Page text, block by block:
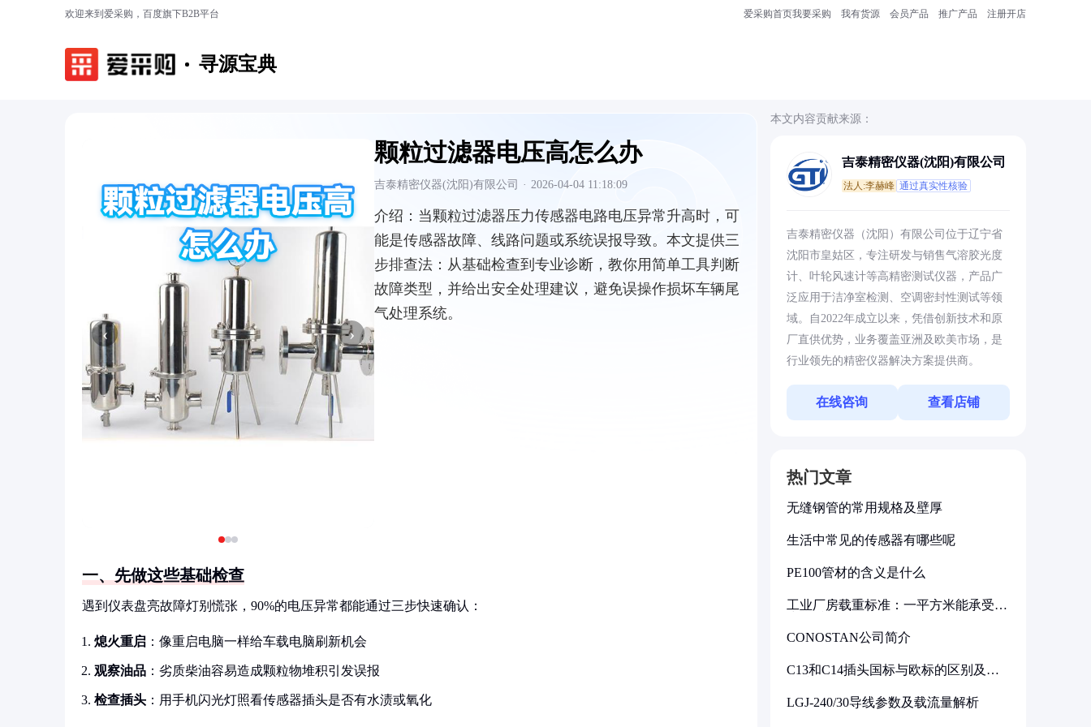
欢迎来到爱采购，百度旗下B2B平台 爱采购首页我要采购 我有货源 会员产品 推广产品 注册开店
寻源宝典
‹ ›
颗粒过滤器电压高怎么办
吉泰精密仪器(沈阳)有限公司 · 2026-04-04 11:18:09
介绍： 当颗粒过滤器压力传感器电路电压异常升高时，可
能是传感器故障、线路问题或系统误报导致。本文提供三
步排查法：从基础检查到专业诊断，教你用简单工具判断
故障类型，并给出安全处理建议，避免误操作损坏车辆尾
气处理系统。
一、先做这些基础检查
遇到仪表盘亮故障灯别慌张，90%的电压异常都能通过三步快速确认：
熄火重启 ：像重启电脑一样给车载电脑刷新机会
观察油品 ：劣质柴油容易造成颗粒物堆积引发误报
检查插头 ：用手机闪光灯照看传感器插头是否有水渍或氧化
本文内容贡献来源：
吉泰精密仪器(沈阳)有限公司
法人:李赫峰 通过真实性核验
吉泰精密仪器（沈阳）有限公司位于辽宁省
沈阳市皇姑区，专注研发与销售气溶胶光度
计、叶轮风速计等高精密测试仪器，产品广
泛应用于洁净室检测、空调密封性测试等领
域。自2022年成立以来，凭借创新技术和原
厂直供优势，业务覆盖亚洲及欧美市场，是
行业领先的精密仪器解决方案提供商。
在线咨询 查看店铺
热门文章
无缝钢管的常用规格及壁厚
生活中常见的传感器有哪些呢
PE100管材的含义是什么
工业厂房载重标准：一平方米能承受多
CONOSTAN公司简介
C13和C14插头国标与欧标的区别及其
LGJ-240/30导线参数及载流量解析